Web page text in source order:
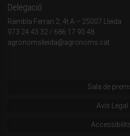
Delegació
Rambla Ferran 2, 4t A – 25007 Lleida
973 24 43 32 / 686 17 90 48
agronomslleida@agronoms.cat
Sala de
Avís Legal